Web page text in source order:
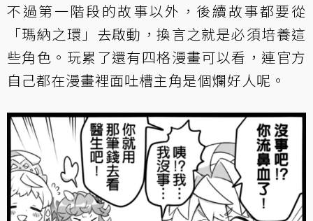
不過第一階段的故事以外，後續故事都要從
「瑪納之環」去啟動，換言之就是必須培養這
些角色。玩累了還有四格漫畫可以看，連官方
自己都在漫畫裡面吐槽主角是個爛好人呢。